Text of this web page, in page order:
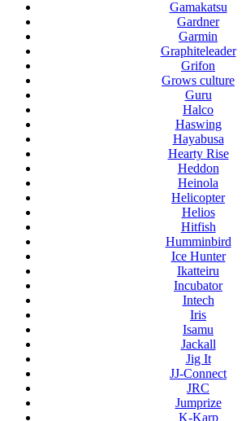
Gamakatsu
Gardner
Garmin
Graphiteleader
Grifon
Grows culture
Guru
Halco
Haswing
Hayabusa
Hearty Rise
Heddon
Heinola
Helicopter
Helios
Hitfish
Humminbird
Ice Hunter
Ikatteiru
Incubator
Intech
Iris
Isamu
Jackall
Jig It
JJ-Connect
JRC
Jumprize
K-Karp